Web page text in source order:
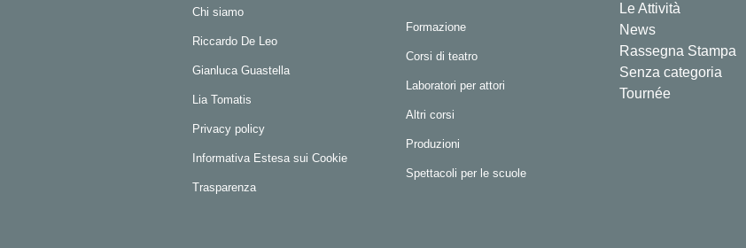
Chi siamo
Riccardo De Leo
Gianluca Guastella
Lia Tomatis
Privacy policy
Informativa Estesa sui Cookie
Trasparenza
Formazione
Corsi di teatro
Laboratori per attori
Altri corsi
Produzioni
Spettacoli per le scuole
Le Attività
News
Rassegna Stampa
Senza categoria
Tournée